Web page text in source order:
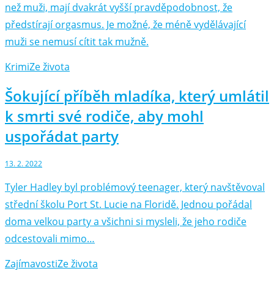
než muži, mají dvakrát vyšší pravděpodobnost, že
předstírají orgasmus. Je možné, že méně vydělávající
muži se nemusí cítit tak mužně.
KrimiZe života
Šokující příběh mladíka, který umlátil
k smrti své rodiče, aby mohl
uspořádat party
13. 2. 2022
Tyler Hadley byl problémový teenager, který navštěvoval
střední školu Port St. Lucie na Floridě. Jednou pořádal
doma velkou party a všichni si mysleli, že jeho rodiče
odcestovali mimo…
ZajímavostiZe života